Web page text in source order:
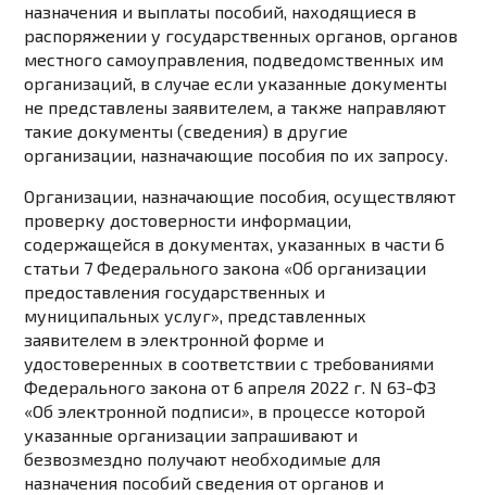
назначения и выплаты пособий, находящиеся в
распоряжении у государственных органов, органов
местного самоуправления, подведомственных им
организаций, в случае если указанные документы
не представлены заявителем, а также направляют
такие документы (сведения) в другие
организации, назначающие пособия по их запросу.
Организации, назначающие пособия, осуществляют
проверку достоверности информации,
содержащейся в документах, указанных вчасти 6
статьи 7 Федерального закона «Об организации
предоставления государственных и
муниципальных услуг», представленных
заявителем в электронной форме и
удостоверенных в соответствии с требованиями
Федеральногозакона от 6 апреля 2022 г. N 63-ФЗ
«Об электронной подписи», в процессе которой
указанные организации запрашивают и
безвозмездно получают необходимые для
назначения пособий сведения от органов и